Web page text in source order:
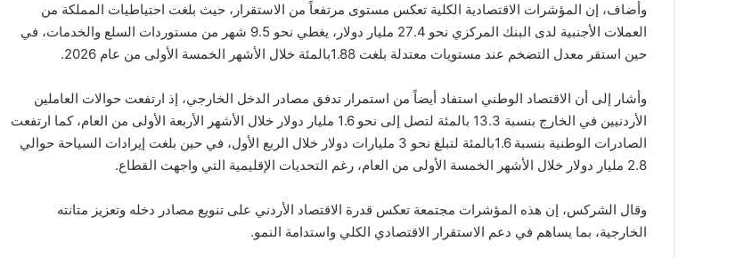
وأضاف، إن المؤشرات الاقتصادية الكلية تعكس مستوى مرتفعاً من الاستقرار، حيث بلغت احتياطيات المملكة من
العملات الأجنبية لدى البنك المركزي نحو 27.4 مليار دولار، يغطي نحو 9.5 شهر من مستوردات السلع والخدمات، في
حين استقر معدل التضخم عند مستويات معتدلة بلغت 1.88بالمئة خلال الأشهر الخمسة الأولى من عام 2026.
وأشار إلى أن الاقتصاد الوطني استفاد أيضاً من استمرار تدفق مصادر الدخل الخارجي، إذ ارتفعت حوالات العاملين
الأردنيين في الخارج بنسبة 13.3 بالمئة لتصل إلى نحو 1.6 مليار دولار خلال الأشهر الأربعة الأولى من العام، كما ارتفعت
الصادرات الوطنية بنسبة 1.6بالمئة لتبلغ نحو 3 مليارات دولار خلال الربع الأول، في حين بلغت إيرادات السياحة حوالي
2.8 مليار دولار خلال الأشهر الخمسة الأولى من العام، رغم التحديات الإقليمية التي واجهت القطاع.
وقال الشركس، إن هذه المؤشرات مجتمعة تعكس قدرة الاقتصاد الأردني على تنويع مصادر دخله وتعزيز متانته
الخارجية، بما يساهم في دعم الاستقرار الاقتصادي الكلي واستدامة النمو.